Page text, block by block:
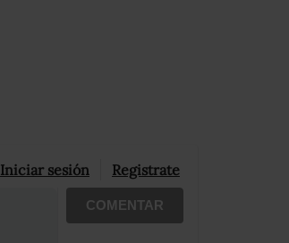
Iniciar sesión Registrate
COMENTAR